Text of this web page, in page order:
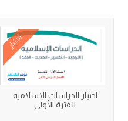
اختبار
اختبار الدراسات الإسلامية
الفترة الأولى